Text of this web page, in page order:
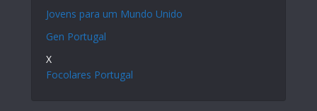
Jovens para um Mundo Unido
Gen Portugal
X
Focolares Portugal